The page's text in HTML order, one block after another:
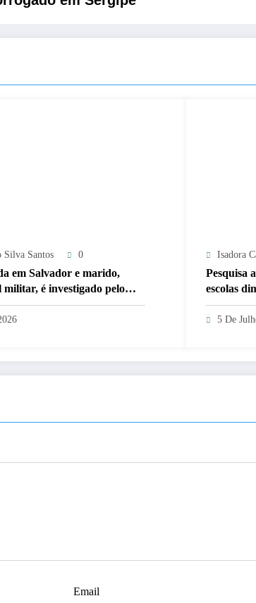
Silva Santos 0
em Salvador e marido,
militar, é investigado pelo
Isadora
Pesquisa
escolas
5 De
Email